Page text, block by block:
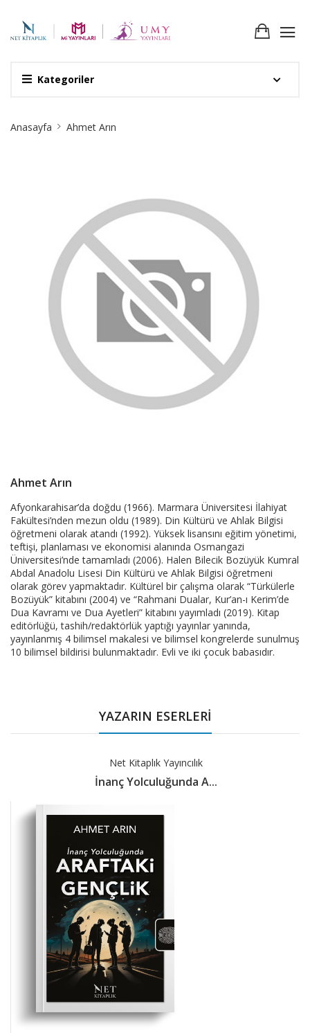
Kategoriler
Breadcrumb
Anasayfa Ahmet Arın
Ahmet Arın
Product
Summery
Afyonkarahisar’da doğdu (1966). Marmara Üniversitesi İlahiyat
Fakültesi’nden mezun oldu (1989). Din Kültürü ve Ahlak Bilgisi
öğretmeni olarak atandı (1992). Yüksek lisansını eğitim yönetimi,
teftişi, planlaması ve ekonomisi alanında Osmangazi
Üniversitesi’nde tamamladı (2006). Halen Bilecik Bozüyük Kumral
Abdal Anadolu Lisesi Din Kültürü ve Ahlak Bilgisi öğretmeni
olarak görev yapmaktadır. Kültürel bir çalışma olarak “Türkülerle
Bozüyük” kitabını (2004) ve “Rahmani Dualar, Kur’an-ı Kerim’de
Dua Kavramı ve Dua Ayetleri” kitabını yayımladı (2019). Kitap
editörlüğü, tashih/redaktörlük yaptığı yayınlar yanında,
yayınlanmış 4 bilimsel makalesi ve bilimsel kongrelerde sunulmuş
10 bilimsel bildirisi bulunmaktadır. Evli ve iki çocuk babasıdır.
YAZARIN ESERLERİ
Net Kitaplık Yayıncılık
İnanç Yolculuğunda A...